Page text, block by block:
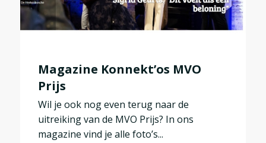
Magazine Konnekt’os MVO
Prijs
Wil je ook nog even terug naar de
uitreiking van de MVO Prijs? In ons
magazine vind je alle foto’s...